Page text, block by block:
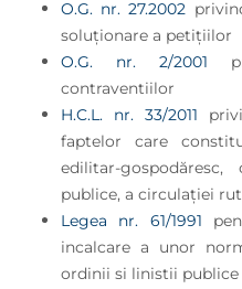
O.G. nr. 27.2002
soluţionare a petiţiilor
O.G. nr. 2/2001
contraventiilor
H.C.L. nr. 33/2011
faptelor care
edilitar-
publice, a circulaţiei
Legea nr. 61/1991
incalcare a unor
ordinii si linistii publice